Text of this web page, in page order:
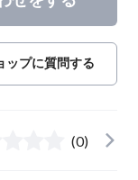
ップに質問する
(0)